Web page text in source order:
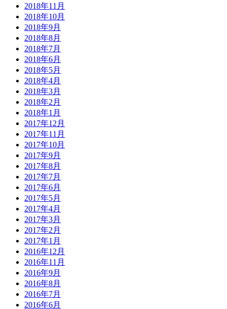
2018年11月
2018年10月
2018年9月
2018年8月
2018年7月
2018年6月
2018年5月
2018年4月
2018年3月
2018年2月
2018年1月
2017年12月
2017年11月
2017年10月
2017年9月
2017年8月
2017年7月
2017年6月
2017年5月
2017年4月
2017年3月
2017年2月
2017年1月
2016年12月
2016年11月
2016年9月
2016年8月
2016年7月
2016年6月